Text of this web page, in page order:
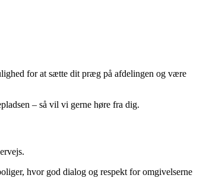
for at sætte dit præg på afdelingen og være
– så vil vi gerne høre fra dig.
hvor god dialog og respekt for omgivelserne